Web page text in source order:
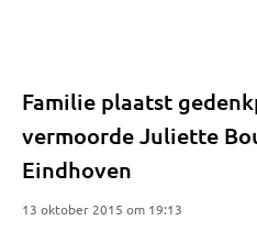
Familie plaatst
vermoorde Juliette
Eindhoven
13 oktober 2015 om 19:13